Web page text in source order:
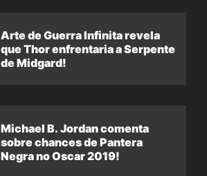
Arte de Guerra Infinita revela
que Thor enfrentaria a Serpente
de Midgard!
Michael B. Jordan comenta
sobre chances de Pantera
Negra no Oscar 2019!